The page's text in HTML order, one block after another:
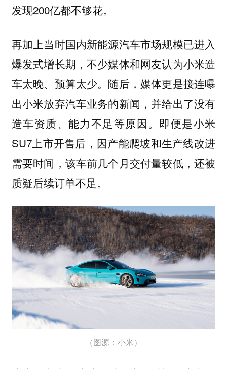
发现200亿都不够花。
再加上当时国内新能源汽车市场规模已进入
爆发式增长期，不少媒体和网友认为小米造
车太晚、预算太少。随后，媒体更是接连曝
出小米放弃汽车业务的新闻，并给出了没有
造车资质、能力不足等原因。即便是小米
SU7上市开售后，因产能爬坡和生产线改进
需要时间，该车前几个月交付量较低，还被
质疑后续订单不足。
（图源：小米）